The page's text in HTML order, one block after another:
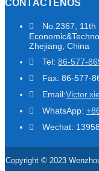
CONTÁCTENOS
No.2367,
Zhejiang, China
Tel: 86-577-
Fax: 86-577-
Email:
WhatsApp:
Wechat:
Copyright © 2023